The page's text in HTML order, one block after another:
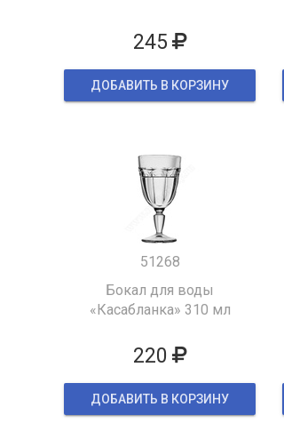
245
ДОБАВИТЬ В КОРЗИНУ
51268
Бокал для воды
«Касабланка» 310 мл
220
ДОБАВИТЬ В КОРЗИНУ